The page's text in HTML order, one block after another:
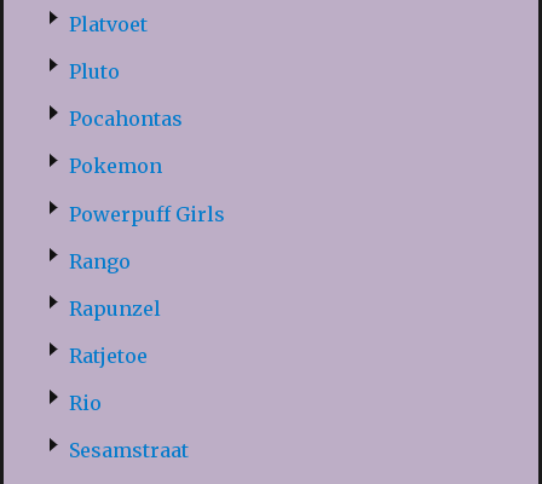
Platvoet
Pluto
Pocahontas
Pokemon
Powerpuff Girls
Rango
Rapunzel
Ratjetoe
Rio
Sesamstraat